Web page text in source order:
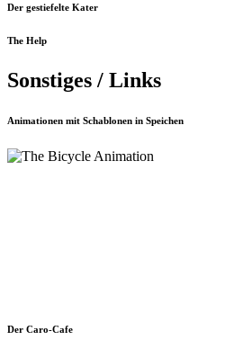
Der gestiefelte Kater
The Help
Sonstiges / Links
Animationen mit Schablonen in Speichen
Der Caro-Cafe